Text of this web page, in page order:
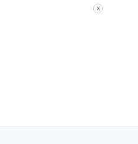
X